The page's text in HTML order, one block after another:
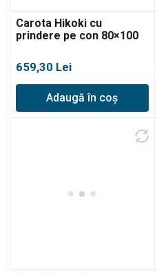
Carota Hikoki cu
prindere pe con 80×100
659,30 Lei
Adaugă în coș